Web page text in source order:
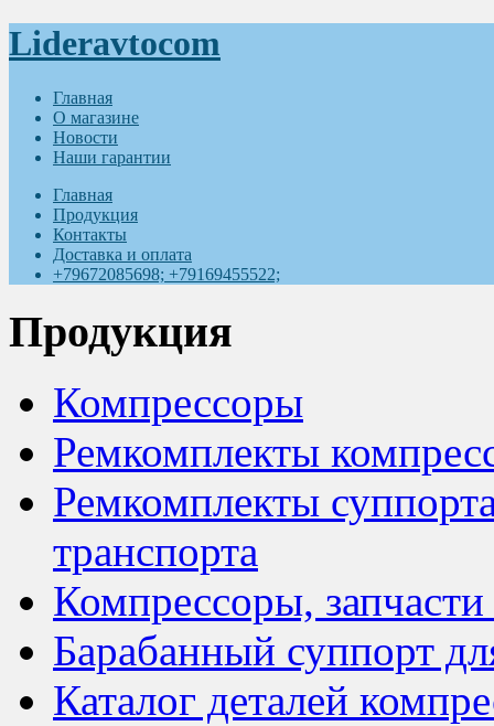
Lideravtocom
Главная
О магазине
Новости
Наши гарантии
Главная
Продукция
Контакты
Доставка и оплата
+79672085698; +79169455522;
Продукция
Компрессоры
Ремкомплекты
Ремкомплекты
транспорта
Компрессоры,
Барабанный суппорт
Каталог деталей